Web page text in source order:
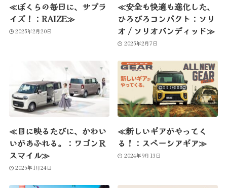
≪ぼくらの毎日に、サプラ
イズ！：RAIZE≫
2025年2月20日
≪安全も快適も進化した、
ひろびろコンパクト：ソリ
オ / ソリオバンディッド≫
2025年2月7日
≪目に映るたびに、かわい
いがあふれる。：ワゴンＲ
スマイル≫
2025年1月24日
≪新しいギアがやってく
る！：スペーシアギア≫
2024年9月13日